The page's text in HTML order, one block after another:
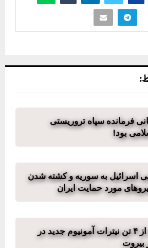
فرمانده سپاه تروریستی
بود!
اسرائیل به سوریه و کشته شدن
مورد حمایت ایران
کشف بیش از ۴ تن نیترات آمونیوم جدید در
بیروت